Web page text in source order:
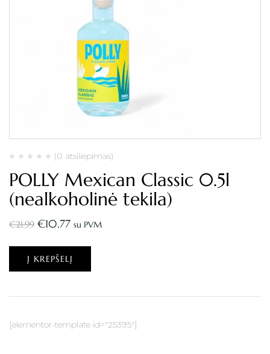
(0 atsiliepimas)
POLLY Mexican Classic 0.5l
(nealkoholinė tekila)
€21.99 €10.77 su PVM
Į KREPŠELĮ
[elementor-template id="25395"]